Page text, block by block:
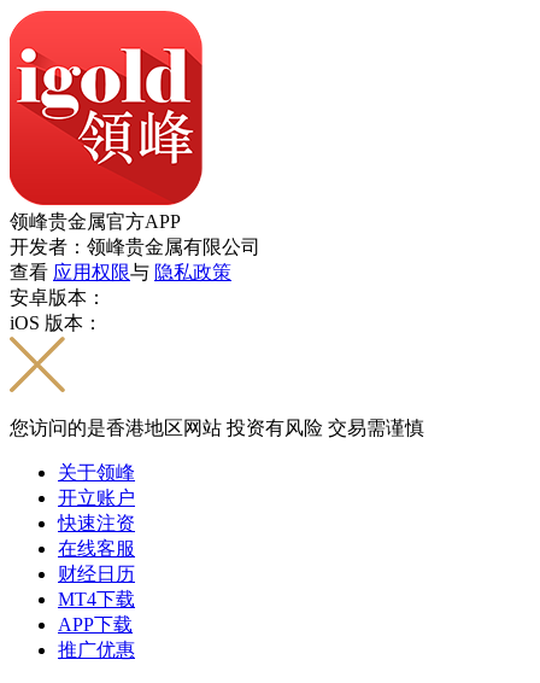
领峰贵金属官方APP
开发者：领峰贵金属有限公司
查看 应用权限与 隐私政策
安卓版本：
iOS 版本：
您访问的是香港地区网站 投资有风险 交易需谨慎
关于领峰
开立账户
快速注资
在线客服
财经日历
MT4下载
APP下载
推广优惠